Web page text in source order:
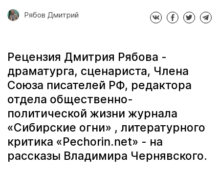
Рябов Дмитрий
Рецензия Дмитрия Рябова -
драматурга, сценариста, Члена
Союза писателей РФ, редактора
отдела общественно-
политической жизни журнала
«Сибирские огни» , литературного
критика «Pechorin.net» - на
рассказы Владимира Чернявского.